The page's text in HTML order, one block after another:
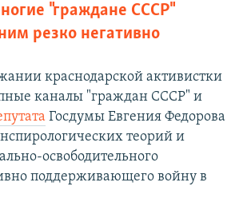
"граждане СССР"
резко негативно
краснодарской активистки
каналы "граждан СССР" и
Госдумы Евгения Федорова
теорий и
освободительного
поддерживающего войну в